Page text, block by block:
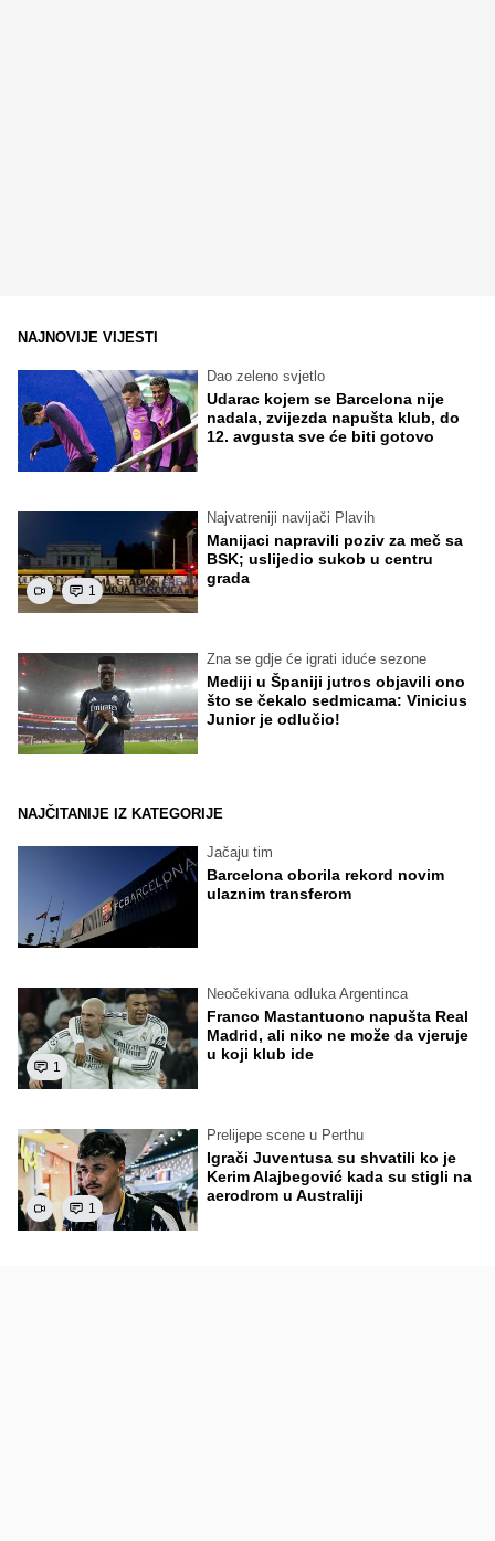
NAJNOVIJE VIJESTI
Dao zeleno svjetlo
Udarac kojem se Barcelona nije
nadala, zvijezda napušta klub, do
12. avgusta sve će biti gotovo
1
Najvatreniji navijači Plavih
Manijaci napravili poziv za meč sa
BSK; uslijedio sukob u centru
grada
Zna se gdje će igrati iduće sezone
Mediji u Španiji jutros objavili ono
što se čekalo sedmicama: Vinicius
Junior je odlučio!
NAJČITANIJE IZ KATEGORIJE
Jačaju tim
Barcelona oborila rekord novim
ulaznim transferom
1
Neočekivana odluka Argentinca
Franco Mastantuono napušta Real
Madrid, ali niko ne može da vjeruje
u koji klub ide
1
Prelijepe scene u Perthu
Igrači Juventusa su shvatili ko je
Kerim Alajbegović kada su stigli na
aerodrom u Australiji